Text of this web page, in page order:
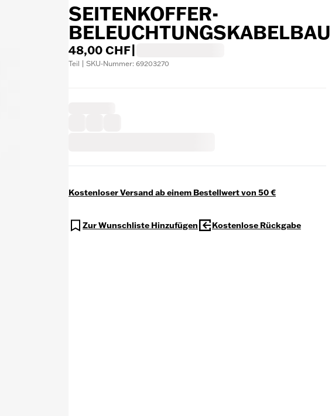
SEITENKOFFER-
48,00 CHF
Teil | SKU-Nummer: 69203270
Kostenloser Versand ab einem Bestellwert von 50 €
Zur Wunschliste Hinzufügen Kostenlose Rückgabe